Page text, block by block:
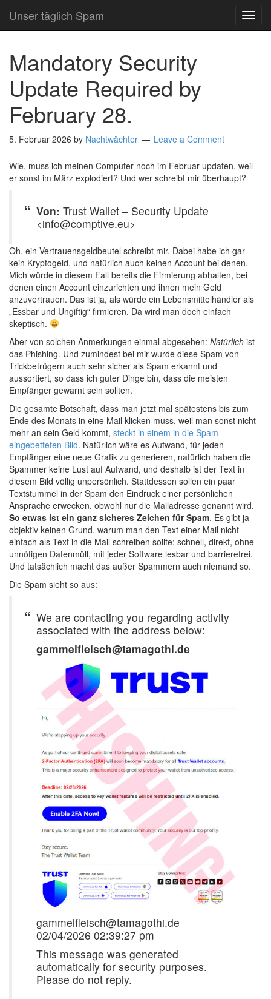
Unser täglich Spam
Mandatory Security
Update Required by
February 28.
5. Februar 2026 by Nachtwächter Leave a Comment
Wie, muss ich meinen Computer noch im Februar updaten, weil
er sonst im März explodiert? Und wer schreibt mir überhaupt?
Von: Trust Wallet – Security Update
<info@comptive.eu>
Oh, ein Vertrauensgeldbeutel schreibt mir. Dabei habe ich gar
kein Kryptogeld, und natürlich auch keinen Account bei denen.
Mich würde in diesem Fall bereits die Firmierung abhalten, bei
denen einen Account einzurichten und ihnen mein Geld
anzuvertrauen. Das ist ja, als würde ein Lebensmittelhändler als
„Essbar und Ungiftig“ firmieren. Da wird man doch einfach
skeptisch.
Aber von solchen Anmerkungen einmal abgesehen: Natürlich ist
das Phishing. Und zumindest bei mir wurde diese Spam von
Trickbetrügern auch sehr sicher als Spam erkannt und
aussortiert, so dass ich guter Dinge bin, dass die meisten
Empfänger gewarnt sein sollten.
Die gesamte Botschaft, dass man jetzt mal spätestens bis zum
Ende des Monats in eine Mail klicken muss, weil man sonst nicht
mehr an sein Geld kommt, steckt in einem in die Spam
eingebetteten Bild. Natürlich wäre es Aufwand, für jeden
Empfänger eine neue Grafik zu generieren, natürlich haben die
Spammer keine Lust auf Aufwand, und deshalb ist der Text in
diesem Bild völlig unpersönlich. Stattdessen sollen ein paar
Textstummel in der Spam den Eindruck einer persönlichen
Ansprache erwecken, obwohl nur die Mailadresse genannt wird.
So etwas ist ein ganz sicheres Zeichen für Spam. Es gibt ja
objektiv keinen Grund, warum man den Text einer Mail nicht
einfach als Text in die Mail schreiben sollte: schnell, direkt, ohne
unnötigen Datenmüll, mit jeder Software lesbar und barrierefrei.
Und tatsächlich macht das außer Spammern auch niemand so.
Die Spam sieht so aus:
We are contacting you regarding activity
associated with the address below:
gammelfleisch@tamagothi.de
gammelfleisch@tamagothi.de
02/04/2026 02:39:27 pm
This message was generated
automatically for security purposes.
Please do not reply.